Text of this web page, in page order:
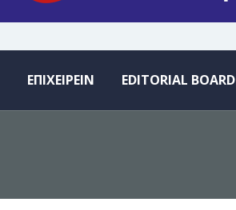
ΕΠΙΧΕΙΡΕΙΝ EDITORIAL BOARD